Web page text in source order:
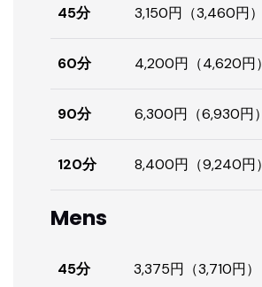
45分 3,150円（3,460円）
60分 4,200円（4,620円）
90分 6,300円（6,930円）
120分 8,400円（9,240円）
Mens
45分 3,375円（3,710円）